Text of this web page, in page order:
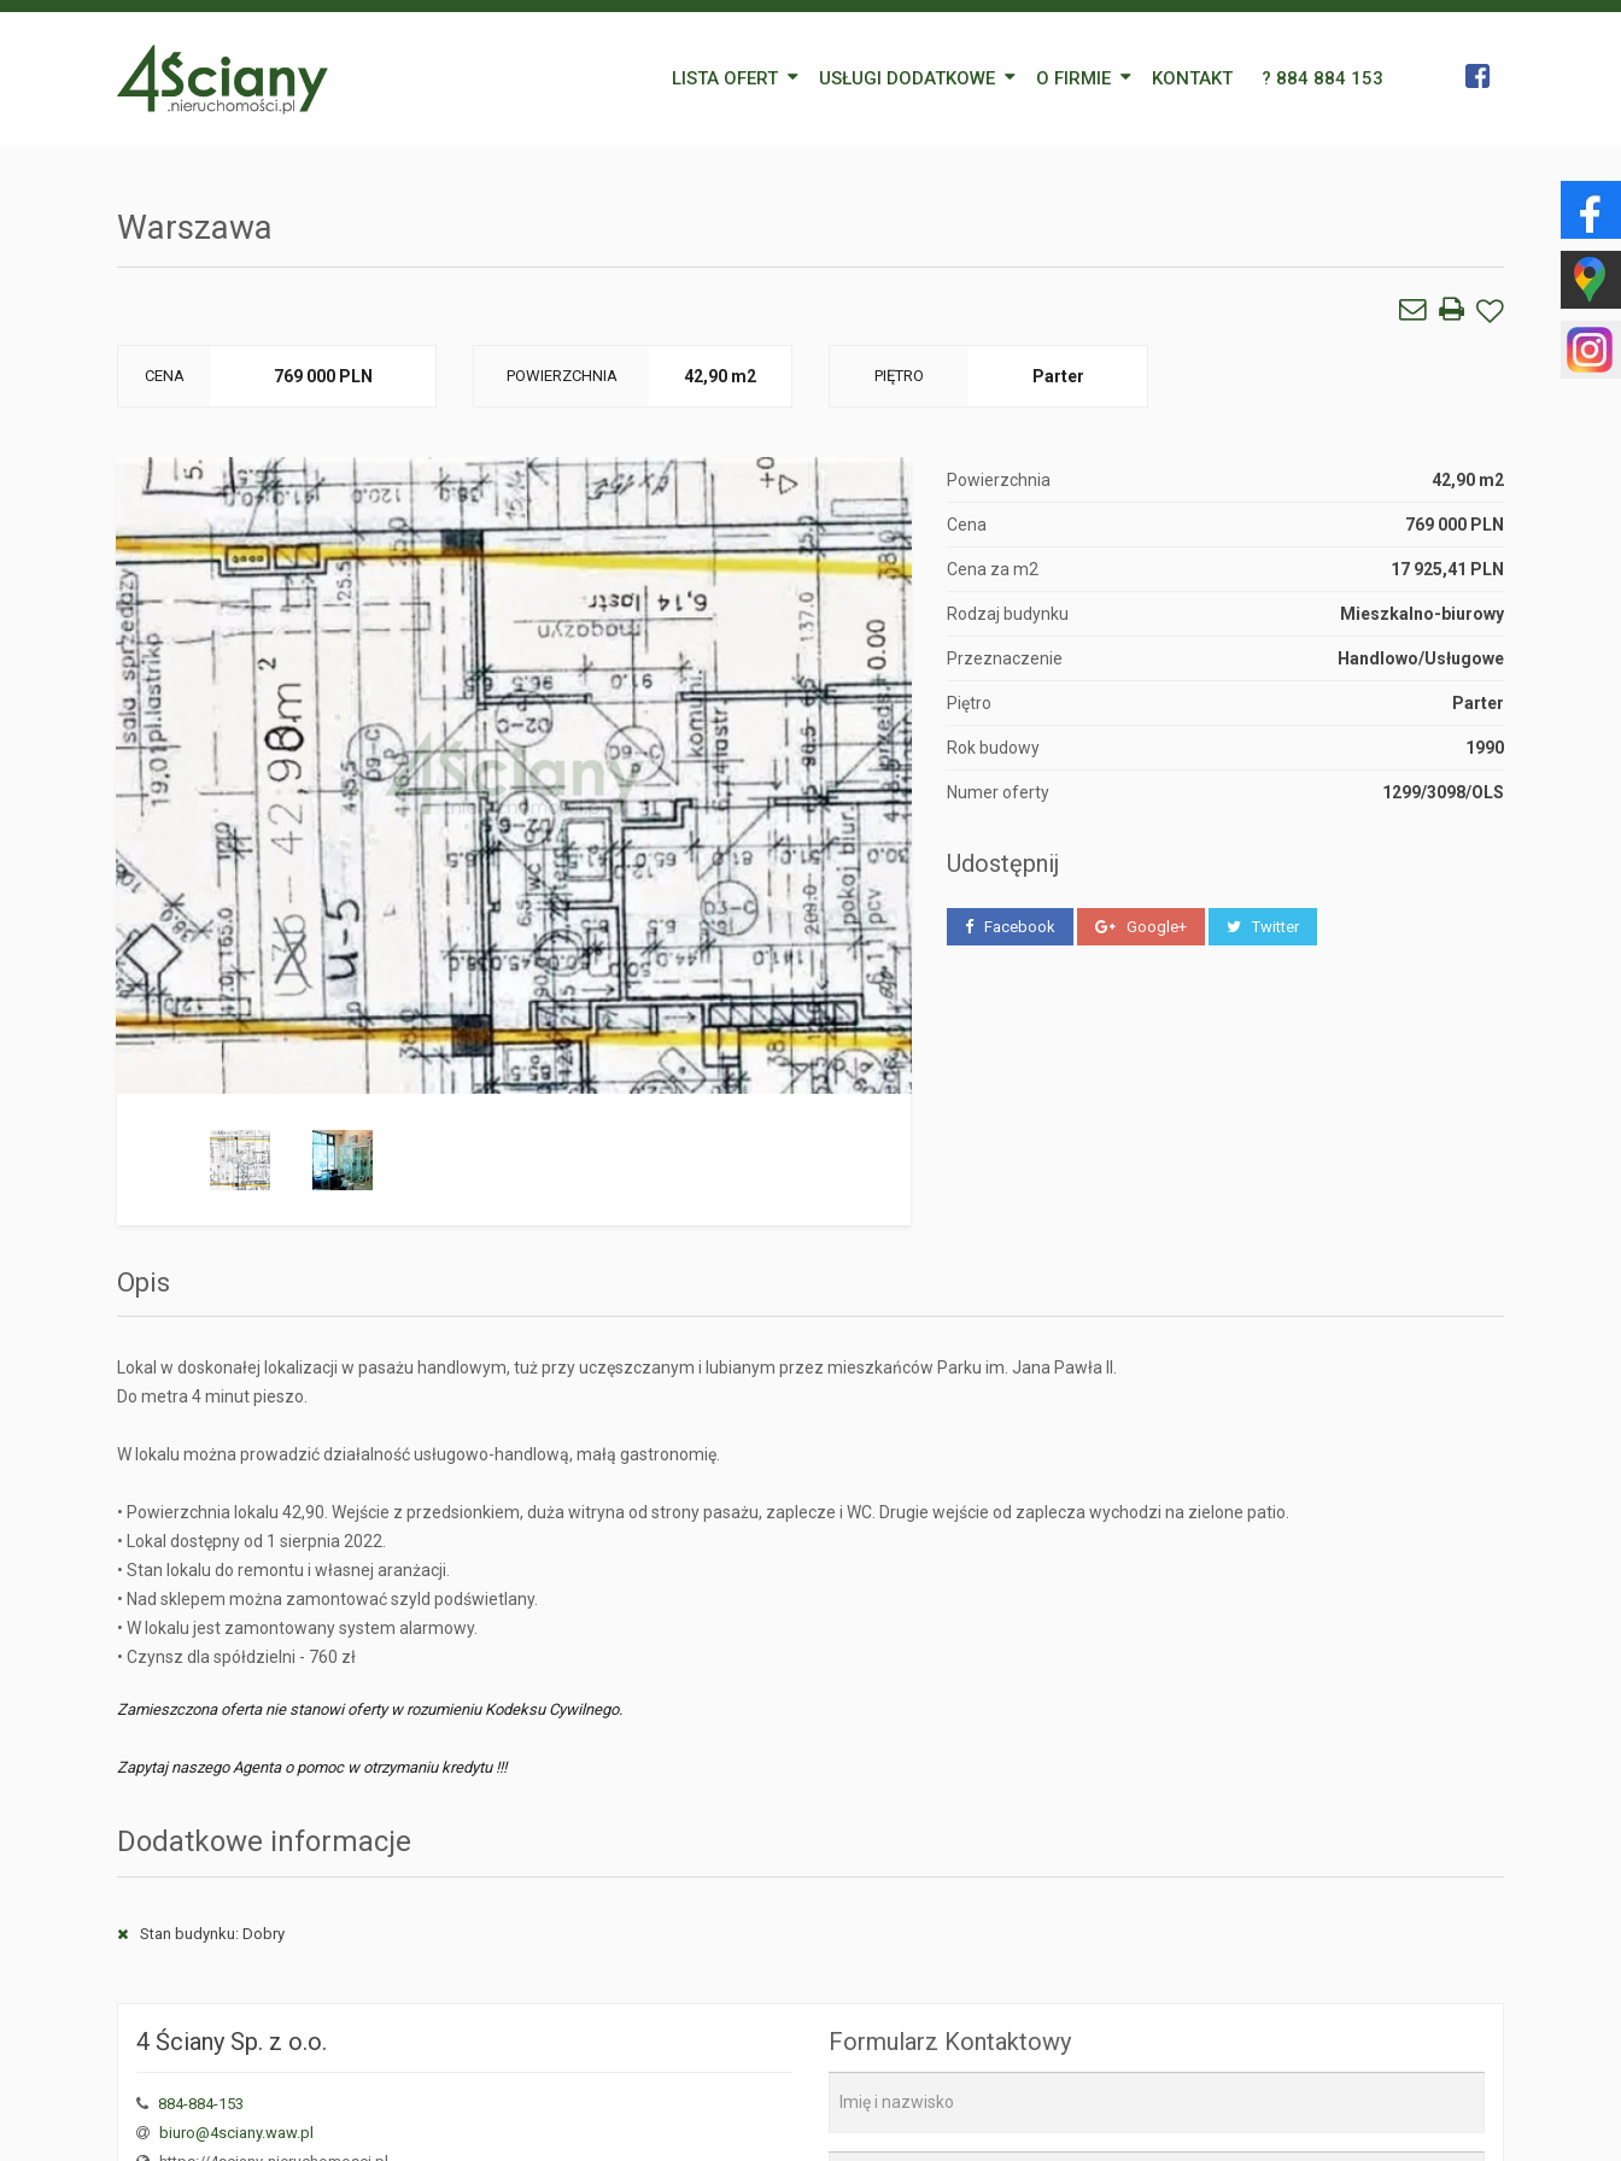
LISTA OFERT USŁUGI DODATKOWE O FIRMIE KONTAKT ? 884 884 153
Warszawa
CENA 769 000 PLN POWIERZCHNIA 42,90 m2 PIĘTRO Parter
Powierzchnia 42,90 m2
Cena 769 000 PLN
Cena za m2 17 925,41 PLN
Rodzaj budynku Mieszkalno-biurowy
Przeznaczenie Handlowo/Usługowe
Piętro Parter
Rok budowy 1990
Numer oferty 1299/3098/OLS
Udostępnij
Facebook Google+ Twitter
Opis
Lokal w doskonałej lokalizacji w pasażu handlowym, tuż przy uczęszczanym i lubianym przez mieszkańców Parku im. Jana Pawła II.
Do metra 4 minut pieszo.
W lokalu można prowadzić działalność usługowo-handlową, małą gastronomię.
• Powierzchnia lokalu 42,90. Wejście z przedsionkiem, duża witryna od strony pasażu, zaplecze i WC. Drugie wejście od zaplecza wychodzi na zielone patio.
• Lokal dostępny od 1 sierpnia 2022.
• Stan lokalu do remontu i własnej aranżacji.
• Nad sklepem można zamontować szyld podświetlany.
• W lokalu jest zamontowany system alarmowy.
• Czynsz dla spółdzielni - 760 zł
Zamieszczona oferta nie stanowi oferty w rozumieniu Kodeksu Cywilnego.
Zapytaj naszego Agenta o pomoc w otrzymaniu kredytu !!!
Dodatkowe informacje
Stan budynku: Dobry
4 Ściany Sp. z o.o.
884-884-153
biuro@4sciany.waw.pl
Formularz Kontaktowy